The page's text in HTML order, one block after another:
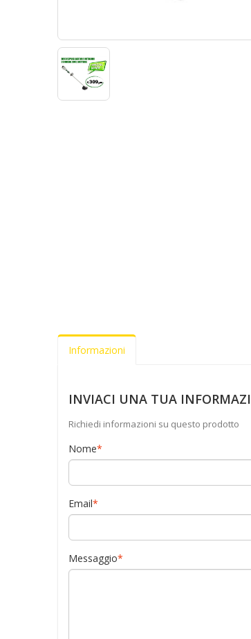
Informazioni
INVIACI UNA TUA
Richiedi informazioni su questo prodotto
Nome*
Email*
Messaggio*